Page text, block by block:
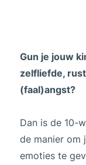
Gun je jouw
zelfliefde,
(faal)angst?
Dan is de 10-
de manier om
emoties te